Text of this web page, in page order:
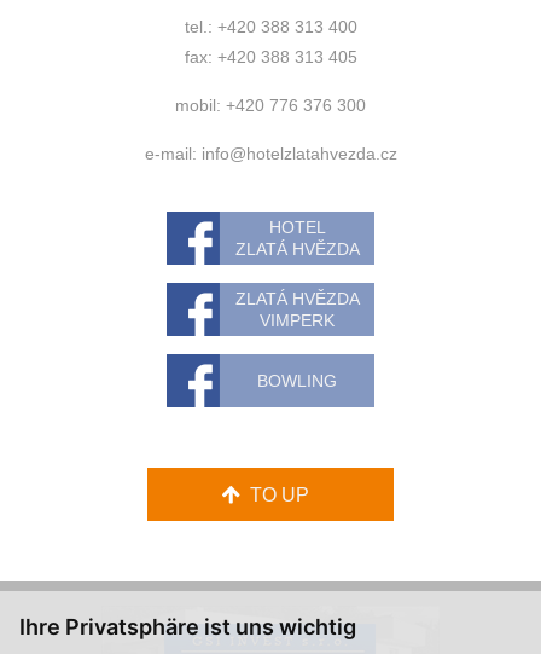
Ihre Privatsphäre ist uns wichtig
tel.: +420 388 313 400
fax: +420 388 313 405
mobil: +420 776 376 300
e-mail: info@hotelzlatahvezda.cz
HOTEL
ZLATÁ HVĚZDA
ZLATÁ HVĚZDA
VIMPERK
BOWLING
TO UP